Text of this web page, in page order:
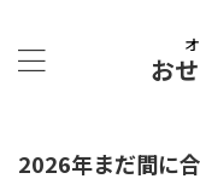
お
2026年まだ間に